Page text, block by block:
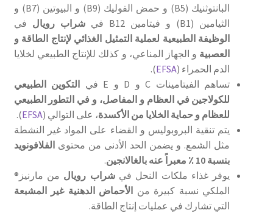
البانتوثنيك (B5) و حمض الفوليك (B9) و البيوتين (B7) و
الثيامين (B1) و فيتامين B12 في
شراب رويال في
الوظيفة الطبيعية لعملية التمثيل الغذائي لإنتاج الطاقة و
العصبية و الجهاز المناعي، و كذلك للإنتاج الطبيعي لخلايا
الدم الحمراء (EFSA
).
تساهم الفيتامينات C و D و E في
التكوين الطبيعي
للكولاجين في العظام و المفاصل، و في التطور الطبيعي
للعظام و حماية الخلايا من الأكسدة، على التوالي (EFSA
).
يتم تنقية البروبوليس و القضاء على المواد غير النشطة
مثل الشمع. و يضمن الحد الأدنى من محتوى الفلافونويد
بنسبة 10 ٪ معبراً عنه بالغالانجين
.
يوفر غذاء ملكات النحل فيشراب رويال من مارنيز®
الملكي نسبة كبيرة من الأحماض الدهنية غير المشبعة
التي تشارك في عمليات إنتاج الطاقة.